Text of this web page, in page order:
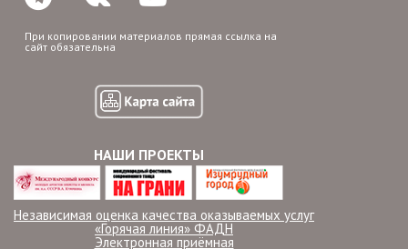
При копировании материалов прямая ссылка на
сайт обязательна
НАШИ ПРОЕКТЫ
Независимая оценка качества оказываемых услуг
«Горячая линия» ФАДН
Электронная приёмная